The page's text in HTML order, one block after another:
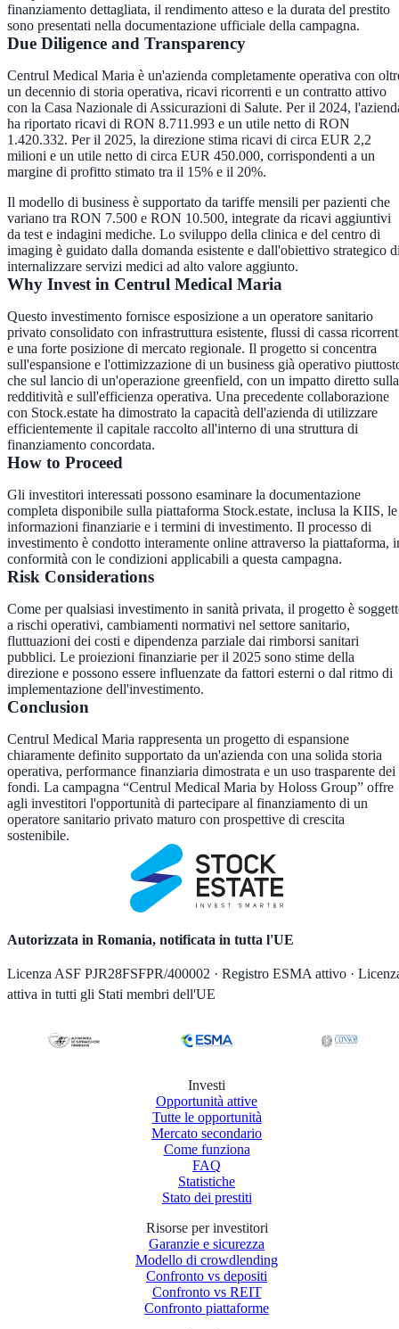
finanziamento dettagliata, il rendimento atteso e la durata del prestito
sono presentati nella documentazione ufficiale della campagna.
Due Diligence and Transparency
Centrul Medical Maria è un'azienda completamente operativa con
un decennio di storia operativa, ricavi ricorrenti e un contratto attivo
con la Casa Nazionale di Assicurazioni di Salute. Per il 2024,
ha riportato ricavi di RON 8.711.993 e un utile netto di RON
1.420.332. Per il 2025, la direzione stima ricavi di circa EUR 2,2
milioni e un utile netto di circa EUR 450.000, corrispondenti a un
margine di profitto stimato tra il 15% e il 20%.
Il modello di business è supportato da tariffe mensili per pazienti che
variano tra RON 7.500 e RON 10.500, integrate da ricavi aggiuntivi
da test e indagini mediche. Lo sviluppo della clinica e del centro di
imaging è guidato dalla domanda esistente e dall'obiettivo strategico
internalizzare servizi medici ad alto valore aggiunto.
Why Invest in Centrul Medical Maria
Questo investimento fornisce esposizione a un operatore sanitario
privato consolidato con infrastruttura esistente, flussi di cassa
e una forte posizione di mercato regionale. Il progetto si concentra
sull'espansione e l'ottimizzazione di un business già operativo
che sul lancio di un'operazione greenfield, con un impatto diretto sulla
redditività e sull'efficienza operativa. Una precedente collaborazione
con Stock.estate ha dimostrato la capacità dell'azienda di utilizzare
efficientemente il capitale raccolto all'interno di una struttura di
finanziamento concordata.
How to Proceed
Gli investitori interessati possono esaminare la documentazione
completa disponibile sulla piattaforma Stock.estate, inclusa la KIIS, le
informazioni finanziarie e i termini di investimento. Il processo di
investimento è condotto interamente online attraverso la piattaforma,
conformità con le condizioni applicabili a questa campagna.
Risk Considerations
Come per qualsiasi investimento in sanità privata, il progetto è
a rischi operativi, cambiamenti normativi nel settore sanitario,
fluttuazioni dei costi e dipendenza parziale dai rimborsi sanitari
pubblici. Le proiezioni finanziarie per il 2025 sono stime della
direzione e possono essere influenzate da fattori esterni o dal ritmo di
implementazione dell'investimento.
Conclusion
Centrul Medical Maria rappresenta un progetto di espansione
chiaramente definito supportato da un'azienda con una solida storia
operativa, performance finanziaria dimostrata e un uso trasparente dei
fondi. La campagna “Centrul Medical Maria by Holoss Group” offre
agli investitori l'opportunità di partecipare al finanziamento di un
operatore sanitario privato maturo con prospettive di crescita
sostenibile.
Autorizzata in Romania, notificata in tutta l'UE
Licenza ASF PJR28FSFPR/400002 · Registro ESMA attivo ·
attiva in tutti gli Stati membri dell'UE
Investi
Opportunità attive
Tutte le opportunità
Mercato secondario
Come funziona
FAQ
Statistiche
Stato dei prestiti
Risorse per investitori
Garanzie e sicurezza
Modello di crowdlending
Confronto vs depositi
Confronto vs REIT
Confronto piattaforme